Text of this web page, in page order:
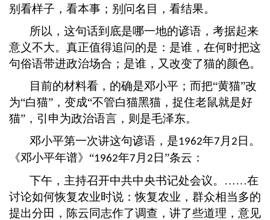
别看样子，看本事；别问名目，看结果。
所以，这句话到底是哪一地的谚语，考据起来
意义不大。真正值得追问的是：是谁，在何时把这
句俗语带进政治场合；是谁，又改变了猫的颜色。
目前的材料看，的确是邓小平；而把“黄猫”改
为“白猫”，变成“不管白猫黑猫，捉住老鼠就是好
猫”，引申为政治语言，则是毛泽东。
邓小平第一次讲这句谚语，是1962年7 月 2 日。
《邓小平年谱》“1962年7 月 2 日”条云：
下午，主持召开中共中央书记处会议。 ……在
讨论如何恢复农业时说：恢复农业，群众相当多的
提出分田，陈云同志作了调查，讲了些道理，意见